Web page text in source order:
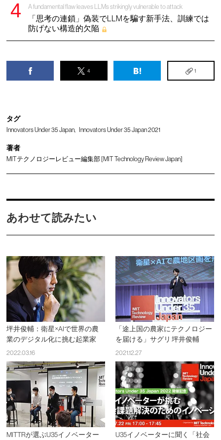
A fundamental flaw leaves LLMs strikingly vulnerable to attack
「思考の連鎖」偽装でLLMを騙す新手法、訓練では
防げない構造的欠陥
4 1
タグ
Innovators Under 35 Japan Innovators Under 35 Japan 2021
著者
MITテクノロジーレビュー編集部 [MIT Technology Review Japan]
あわせて読みたい
坪井俊輔：衛星×AIで世界の農
業のデジタル化に挑む起業家
2022.03.16
「途上国の農家にテクノロジー
を届ける」サグリ 坪井俊輔
2021.12.27
MITTRが選ぶU35イノベーター
U35イノベーターに聞く「社会